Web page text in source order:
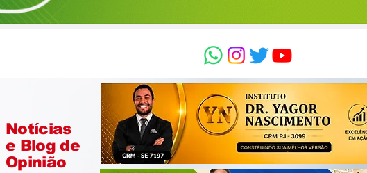
Notícias
e Blog de
Opinião